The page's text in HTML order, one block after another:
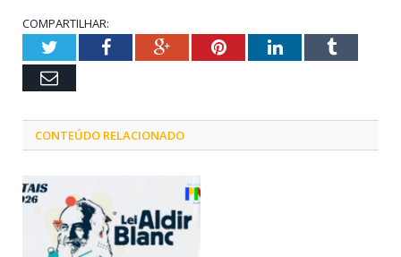
COMPARTILHAR:
TwitterFacebookGoogle+PinterestLinkedInTumblr
Email
CONTEÚDO RELACIONADO